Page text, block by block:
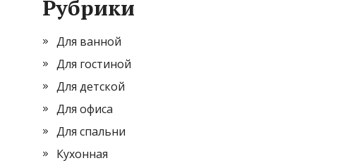
Рубрики
Для ванной
Для гостиной
Для детской
Для офиса
Для спальни
Кухонная